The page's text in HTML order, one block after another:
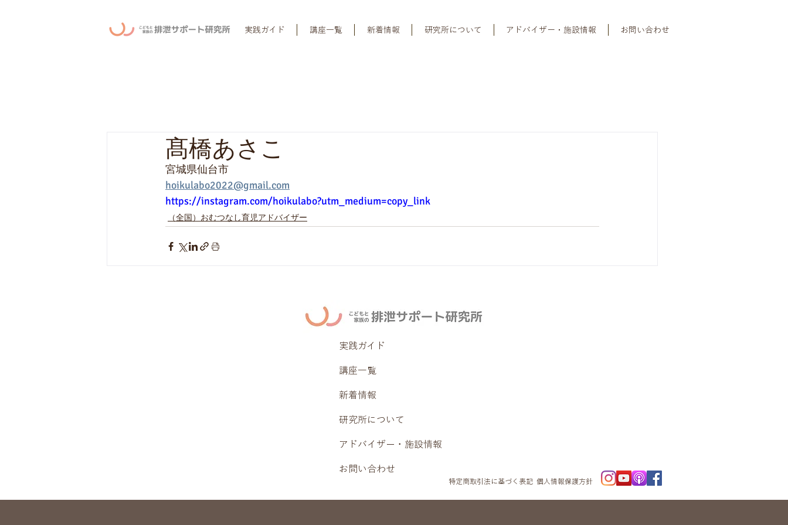
実践ガイド 講座一覧 新着情報 研究所について アドバイザー・施設情報 お問い合わせ
髙橋あさこ
宮城県仙台市
hoikulabo2022@gmail.com
https://instagram.com/hoikulabo?utm_medium=copy_link
（全国）おむつなし育児アドバイザー
実践ガイド
講座一覧
新着情報
研究所について
アドバイザー・施設情報
お問い合わせ
特定商取引法に基づく表記 個人情報保護方針